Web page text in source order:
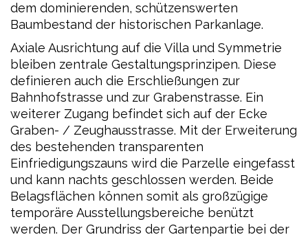
dem dominierenden, schützenswerten
Baumbestand der historischen Parkanlage.
Axiale Ausrichtung auf die Villa und Symmetrie
bleiben zentrale Gestaltungsprinzipen. Diese
definieren auch die Erschließungen zur
Bahnhofstrasse und zur Grabenstrasse. Ein
weiterer Zugang befindet sich auf der Ecke
Graben- / Zeughausstrasse. Mit der Erweiterung
des bestehenden transparenten
Einfriedigungszauns wird die Parzelle eingefasst
und kann nachts geschlossen werden. Beide
Belagsflächen können somit als großzügige
temporäre Ausstellungsbereiche benützt
werden. Der Grundriss der Gartenpartie bei der